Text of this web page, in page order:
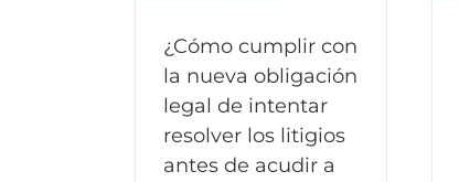
¿Cómo cumplir con
la nueva obligación
legal de intentar
resolver los litigios
antes de acudir a